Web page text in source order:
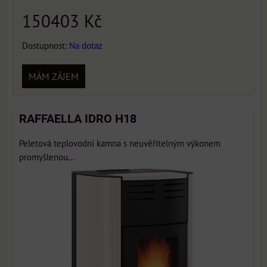
150403 Kč
Dostupnost: Na dotaz
MÁM ZÁJEM
RAFFAELLA IDRO H18
Peletová teplovodní kamna s neuvěřitelným výkonem
promyšlenou...